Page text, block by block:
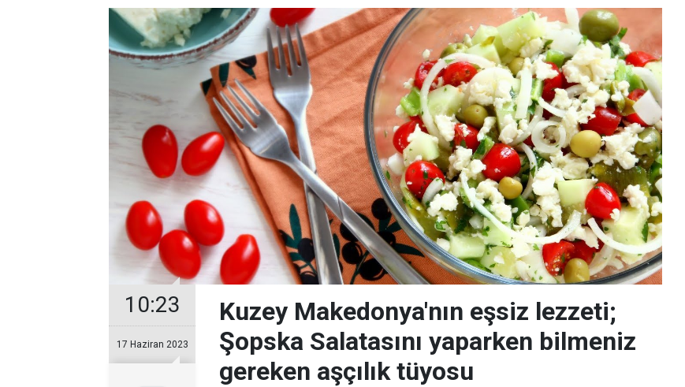
10:23
17 Haziran 2023
Kuzey Makedonya'nın eşsiz lezzeti;
Şopska Salatasını yaparken bilmeniz
gereken aşçılık tüyosu